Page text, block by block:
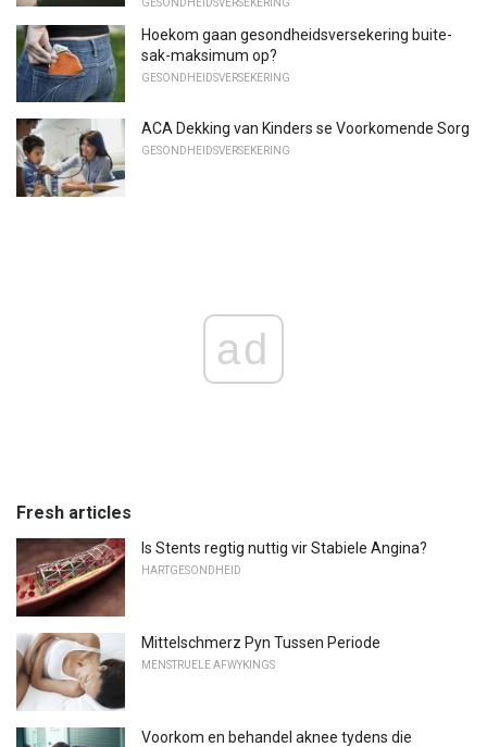
Hoekom gaan gesondheidsversekering buite-
sak-maksimum op?
GESONDHEIDSVERSEKERING
ACA Dekking van Kinders se Voorkomende Sorg
GESONDHEIDSVERSEKERING
ad
Fresh articles
Is Stents regtig nuttig vir Stabiele Angina?
HARTGESONDHEID
Mittelschmerz Pyn Tussen Periode
MENSTRUELE AFWYKINGS
Voorkom en behandel aknee tydens die